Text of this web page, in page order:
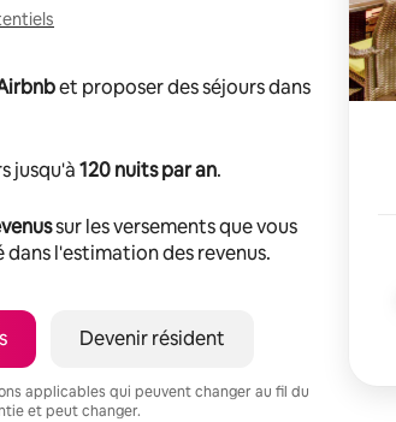
et proposer des séjours dans
jusqu'à120 nuits par an.
sur les versements que vous
l'estimation des revenus.
Devenir résident
applicables qui peuvent changer au fil du
et peut changer.